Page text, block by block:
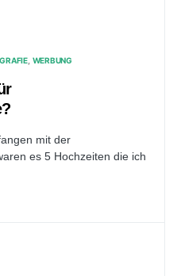
WERBUNG
mit der
es 5 Hochzeiten die ich